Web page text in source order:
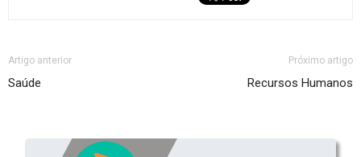
Artigo anterior
Saúde
Próximo artigo
Recursos Humanos